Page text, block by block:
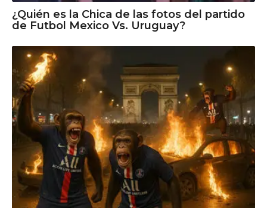
¿Quién es la Chica de las fotos del partido
de Futbol Mexico Vs. Uruguay?